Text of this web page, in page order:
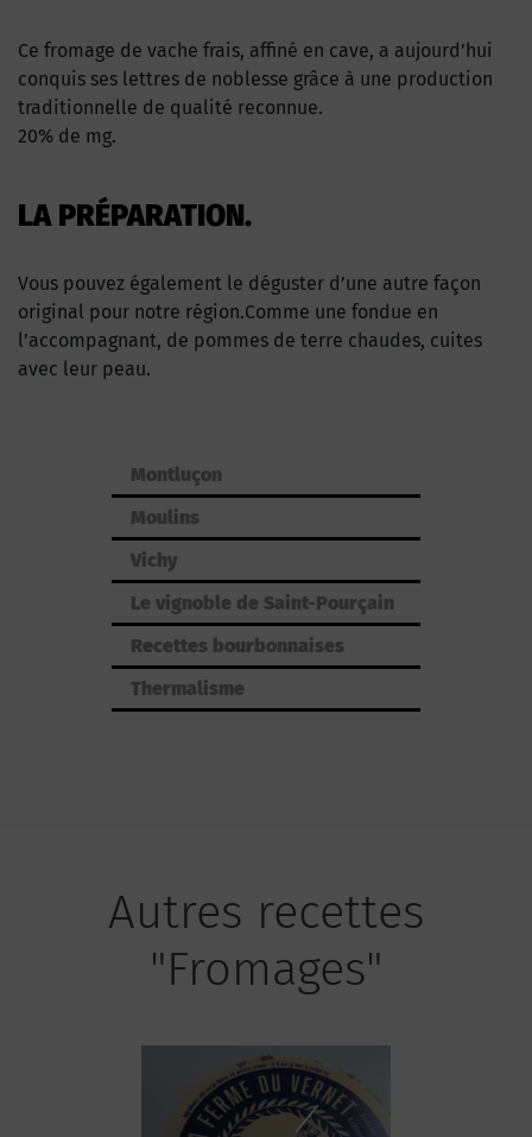
Ce fromage de vache frais, affiné en cave, a aujourd’hui
conquis ses lettres de noblesse grâce à une production
traditionnelle de qualité reconnue.
20% de mg.
LA PRÉPARATION.
Vous pouvez également le déguster d’une autre façon
original pour notre région.Comme une fondue en
l’accompagnant, de pommes de terre chaudes, cuites
avec leur peau.
Montluçon
Moulins
Vichy
Le vignoble de Saint-Pourçain
Recettes bourbonnaises
Thermalisme
Autres recettes
"Fromages"